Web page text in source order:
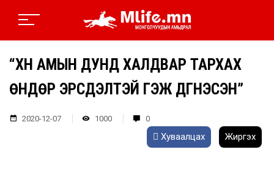
“ХҮН АМЫН ДУНД ХАЛДВАР ТАРХАХ
ӨНДӨР ЭРСДЭЛТЭЙ ГЭЖ ДҮГНЭСЭН”
2020-12-07 1000 0
Хуваалцах Жиргэх